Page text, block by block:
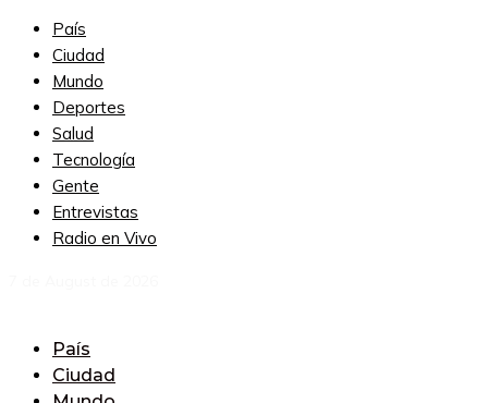
País
Ciudad
Mundo
Deportes
Salud
Tecnología
Gente
Entrevistas
Radio en Vivo
País
Ciudad